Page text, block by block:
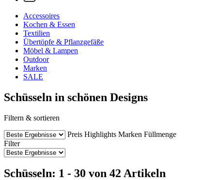
Accessoires
Kochen & Essen
Textilien
Übertöpfe & Pflanzgefäße
Möbel & Lampen
Outdoor
Marken
SALE
Schüsseln in schönen Designs
Filtern & sortieren
Preis Highlights Marken Füllmenge
Filter
Schüsseln: 1 - 30 von 42 Artikeln